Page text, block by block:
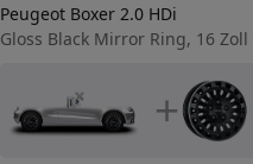
Lochkreis (Anzahl der Löcher)
Lochkreis-Durchmesser (in mm)
Peugeot Boxer 2.0 HDi
Gloss Black Mirror Ring, 16 Zoll
+